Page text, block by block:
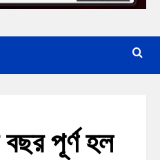
পূর্ণ হল